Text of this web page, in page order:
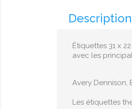
Description
Étiquettes 31 x
avec les
Avery Dennison,
Les étiquettes